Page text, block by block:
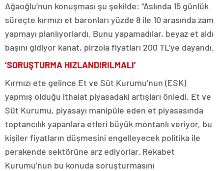
Ağaoğlu’nun konuşması şu şekilde: “Aslında 15 günlük
süreçte kırmızı et baronları yüzde 8 ile 10 arasında zam
yapmayı planlıyorlardı. Bunu yapamadılar, beyaz et aldı
başını gidiyor kanat, pirzola fiyatları 200 TL’ye dayandı.
‘SORUŞTURMA HIZLANDIRILMALI’
Kırmızı ete gelince Et ve Süt Kurumu’nun (ESK)
yapmış olduğu ithalat piyasadaki artışları önledi. Et ve
Süt Kurumu, piyasayı manipüle eden et piyasasında
toptancılık yapanlara etleri büyük montanlı veriyor, bu
kişiler fiyatların düşmesini engelleyecek politika ile
perakende sektörüne arz ediyorlar. Rekabet
Kurumu’nun bu konuda soruşturmasını